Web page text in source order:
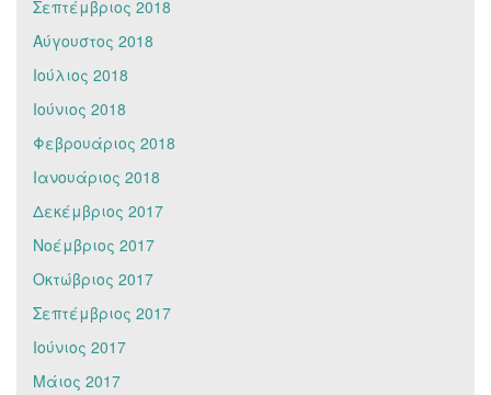
Σεπτέμβριος 2018
Αύγουστος 2018
Ιούλιος 2018
Ιούνιος 2018
Φεβρουάριος 2018
Ιανουάριος 2018
Δεκέμβριος 2017
Νοέμβριος 2017
Οκτώβριος 2017
Σεπτέμβριος 2017
Ιούνιος 2017
Μάιος 2017